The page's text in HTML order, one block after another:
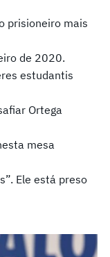
prisioneiro mais
de 2020.
estudantis
Ortega
mesa
Ele está preso